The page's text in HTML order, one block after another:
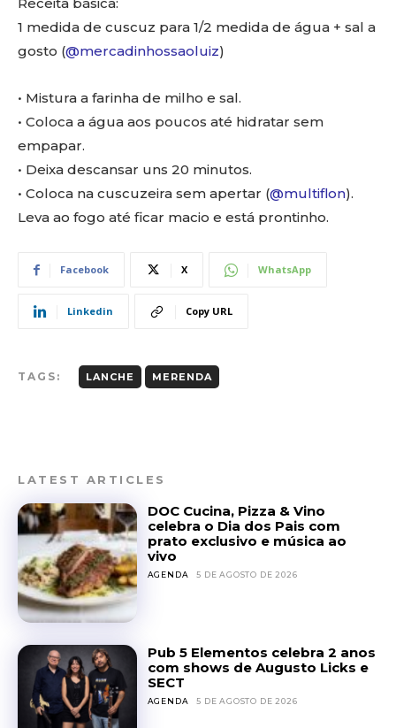
Receita básica:
1 medida de cuscuz para 1/2 medida de água + sal a
gosto (@mercadinhossaoluiz)
• Mistura a farinha de milho e sal.
• Coloca a água aos poucos até hidratar sem
empapar.
• Deixa descansar uns 20 minutos.
• Coloca na cuscuzeira sem apertar (@multiflon).
Leva ao fogo até ficar macio e está prontinho.
Facebook X WhatsApp
Linkedin Copy URL
TAGS: LANCHE MERENDA
LATEST ARTICLES
DOC Cucina, Pizza & Vino
celebra o Dia dos Pais com
prato exclusivo e música ao
vivo
AGENDA 5 DE AGOSTO DE 2026
Pub 5 Elementos celebra 2 anos
com shows de Augusto Licks e
SECT
AGENDA 5 DE AGOSTO DE 2026